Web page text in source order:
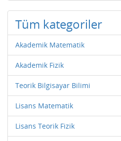
Tüm kategoriler
Akademik Matematik
Akademik Fizik
Teorik Bilgisayar Bilimi
Lisans Matematik
Lisans Teorik Fizik